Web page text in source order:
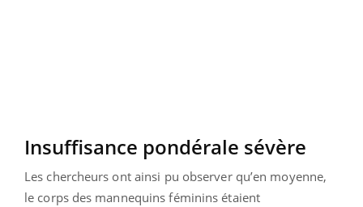
Insuffisance pondérale sévère
Les chercheurs ont ainsi pu observer qu’en moyenne,
le corps des mannequins féminins étaient